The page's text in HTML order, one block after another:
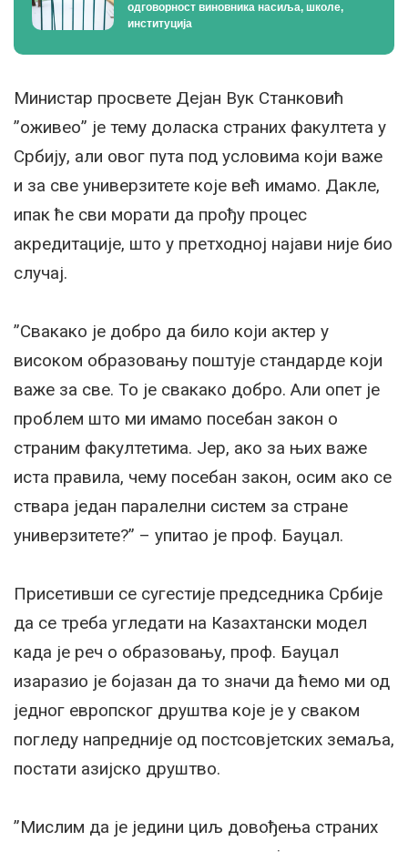
одговорност виновника насиља, школе,
институција
Министар просвете Дејан Вук Станковић
”оживео” је тему доласка страних факултета у
Србију, али овог пута под условима који важе
и за све универзитете које већ имамо. Дакле,
ипак ће сви морати да прођу процес
акредитације, што у претходној најави није био
случај.
”Свакако је добро да било који актер у
високом образовању поштује стандарде који
важе за све. То је свакако добро. Али опет је
проблем што ми имамо посебан закон о
страним факултетима. Јер, ако за њих важе
иста правила, чему посебан закон, осим ако се
ствара један паралелни систем за стране
универзитете?” – упитао је проф. Бауцал.
Присетивши се сугестије председника Србије
да се треба угледати на Казахтански модел
када је реч о образовању, проф. Бауцал
изаразио је бојазан да то значи да ћемо ми од
једног европског друштва које је у сваком
погледу напредније од постсовјетских земаља,
постати азијско друштво.
”Мислим да је једини циљ довођења страних